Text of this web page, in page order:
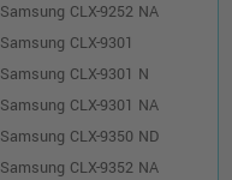
Samsung CLX-9252 NA
Samsung CLX-9301
Samsung CLX-9301 N
Samsung CLX-9301 NA
Samsung CLX-9350 ND
Samsung CLX-9352 NA